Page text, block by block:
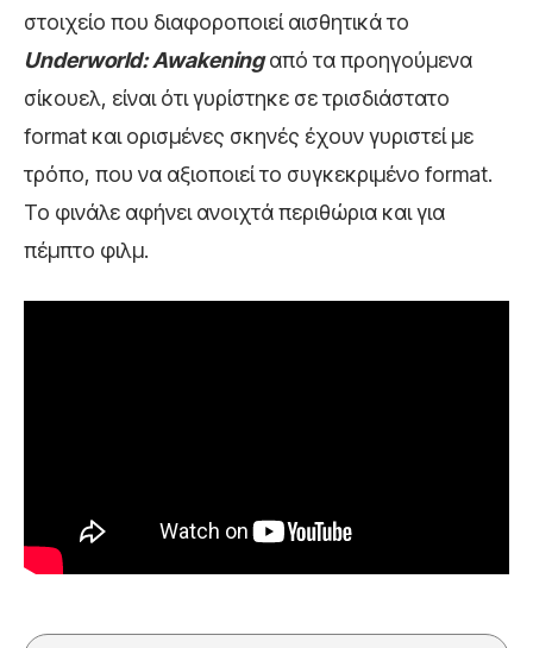
στοιχείο που διαφοροποιεί αισθητικά το
Underworld:Awakeningαπό τα προηγούμενα
σίκουελ, είναι ότι γυρίστηκε σε τρισδιάστατο
format και ορισμένες σκηνές έχουν γυριστεί με
τρόπο, που να αξιοποιεί το συγκεκριμένο format.
Το φινάλε αφήνει ανοιχτά περιθώρια και για
πέμπτο φιλμ.